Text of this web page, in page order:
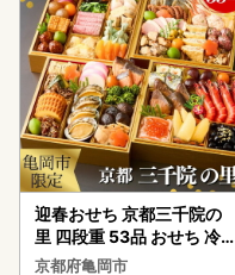
迎春おせち 京都三千院の
里 四段重 53品 おせち 冷蔵
2027 先行予約
京都府亀岡市